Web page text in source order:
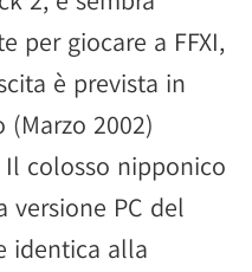
per giocare a FFXI,
è prevista in
2002)
Il colosso nipponico
PC del
identica alla